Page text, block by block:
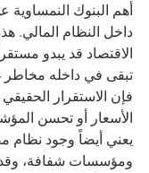
أهم البنوك
داخل النظام المالي.
الاقتصاد قد يبدو
تبقى في داخله مخاطر
فإن الاستقرار
الأسعار أو تحسن
يعني أيضاً وجود
ومؤسسات شفافة،